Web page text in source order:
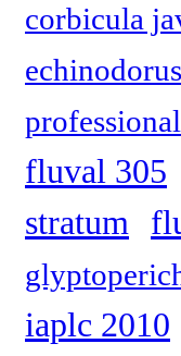
corbicula
fluval 305
stratum
iaplc 2010